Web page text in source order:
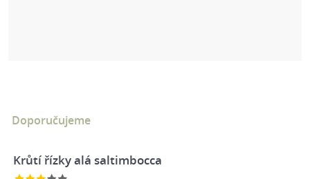
Doporučujeme
Krůtí řízky alá saltimbocca